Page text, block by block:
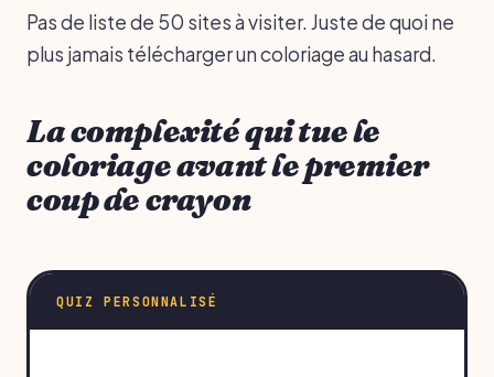
Pas de liste de 50 sites à visiter. Juste de quoi ne
plus jamais télécharger un coloriage au hasard.
La complexité qui tue le
coloriage avant le premier
coup de crayon
QUIZ PERSONNALISÉ